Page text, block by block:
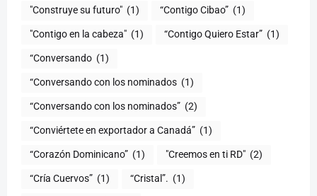
"Construye su futuro" (1) “Contigo Cibao” (1)
"Contigo en la cabeza" (1) “Contigo Quiero Estar” (1)
“Conversando (1)
“Conversando con los nominados (1)
“Conversando con los nominados” (2)
“Conviértete en exportador a Canadá” (1)
“Corazón Dominicano” (1) "Creemos en ti RD" (2)
“Cría Cuervos” (1) “Cristal”. (1)